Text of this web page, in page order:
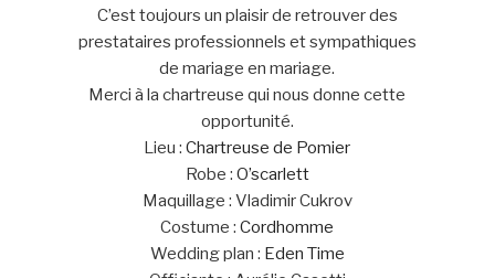
C’est toujours un plaisir de retrouver des
prestataires professionnels et sympathiques
de mariage en mariage.
Merci à la chartreuse qui nous donne cette
opportunité.
Lieu :Chartreuse de Pomier
Robe : O’scarlett
Maquillage : Vladimir Cukrov
Costume :Cordhomme
Wedding plan : Eden Time